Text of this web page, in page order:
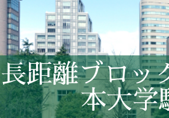
距離ブロ
本大学